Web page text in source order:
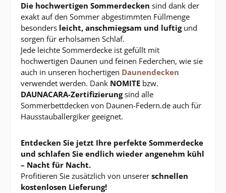
Die hochwertigen Sommerdecken sind dank der
exakt auf den Sommer abgestimmten Füllmenge
besonders leicht, anschmiegsam und luftig und
sorgen für erholsamen Schlaf.
Jede leichte Sommerdecke ist gefüllt mit
hochwertigen Daunen und feinen Federchen, wie sie
auch in unseren hochertigen Daunendecken
verwendet werden. Dank NOMITE bzw.
DAUNACARA-Zertifizierungsind alle
Sommerbettdecken von Daunen-Federn.de auch für
Hausstauballergiker geeignet.
Entdecken Sie jetzt Ihre perfekte Sommerdecke
und schlafen Sie endlich wieder angenehm kühl
– Nacht für Nacht.
Profitieren Sie zusätzlich von unserer schnellen
kostenlosen Lieferung!